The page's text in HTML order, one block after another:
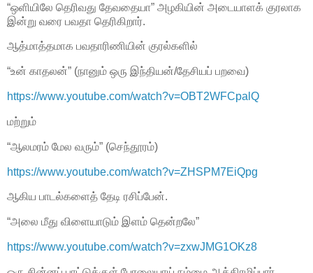
“ஒளியிலே தெரிவது தேவதையா” அழகியின் அடையாளக் குரலாக
இன்று வரை பவதா தெரிகிறார்.
ஆத்மாத்தமாக பவதாரிணியின் குரல்களில்
“உன் காதலன்” (நானும் ஒரு இந்தியன்/தேசியப் பறவை)
https://www.youtube.com/watch?v=OBT2WFCpalQ
மற்றும்
“ஆலமரம் மேல வரும்” (செந்தூரம்)
https://www.youtube.com/watch?v=ZHSPM7EiQpg
ஆகிய பாடல்களைத் தேடி ரசிப்பேன்.
“அலை மீது விளையாடும் இளம் தென்றலே”
https://www.youtube.com/watch?v=zxwJMG1OKz8